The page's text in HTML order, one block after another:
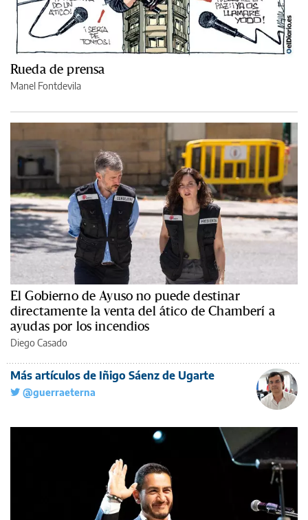
Rueda de prensa
Manel Fontdevila
El Gobierno de Ayuso no puede destinar
directamente la venta del ático de Chamberí a
ayudas por los incendios
Diego Casado
Más artículos de Iñigo Sáenz de Ugarte
@guerraeterna